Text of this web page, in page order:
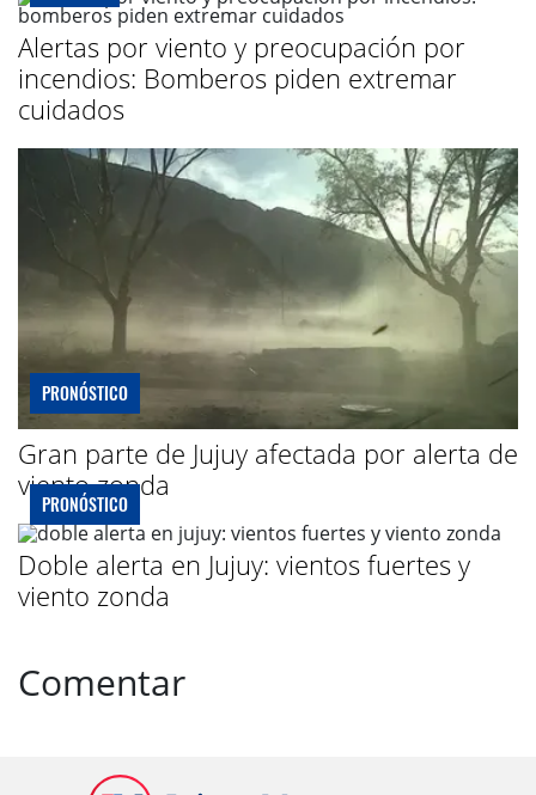
Alertas por viento y preocupación por
incendios: Bomberos piden extremar
cuidados
PRONÓSTICO
Gran parte de Jujuy afectada por alerta de
viento zonda
PRONÓSTICO
Doble alerta en Jujuy: vientos fuertes y
viento zonda
Comentar